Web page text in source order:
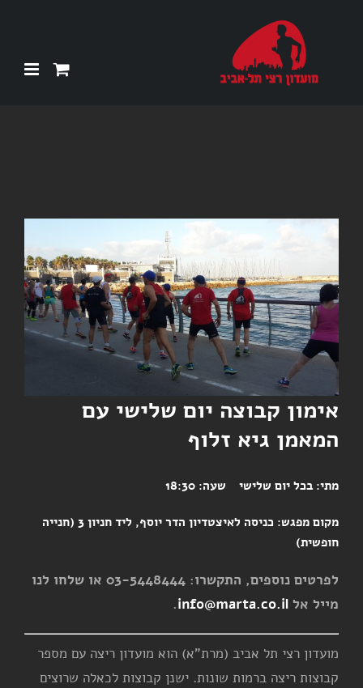
מוגדלת
אימון קבוצה יום שלישי עם
המאמן גיא זלוף
מתי: בכל יום שלישי שעה:
מקום מפגש:
כניסה לאיצטדיון הדר יוסף, ליד חניון 3 (חנייה
חופשית)
לפרטים נוספים, התקשרו: 03-5448444 או שלחו לנו
מייל אל info@marta.co.il
.
מועדון רצי תל אביב (מרת"א) הוא מועדון ריצה עם מספר
קבוצות ריצה ברמות שונות. ישנן קבוצות לכאלה שרוצים